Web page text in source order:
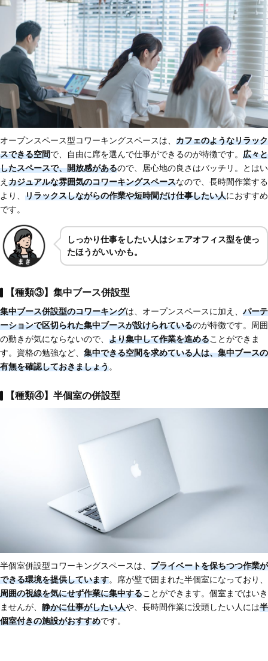
オープンスペース型コワーキングスペースは、 カフェのようなリラック
スできる空間で、自由に席を選んで仕事ができるのが特徴です。 広々と
したスペースで、開放感があるので、居心地の良さはバッチリ。とはい
え カジュアルな雰囲気のコワーキングスペースなので、長時間作業する
より、 リラックスしながらの作業や短時間だけ仕事したい人におすすめ
です。
しっかり仕事をしたい人はシェアオフィス型を使っ
たほうがいいかも。
【種類③】集中ブース併設型
集中ブース併設型のコワーキングは、オープンスペースに加え、 パーテ
ーションで区切られた集中ブースが設けられているのが特徴です。周囲
の動きが気にならないので、 より集中して作業を進めることができま
す。資格の勉強など、 集中できる空間を求めている人は、集中ブースの
有無を確認しておきましょう。
【種類④】半個室の併設型
半個室併設型コワーキングスペースは、 プライベートを保ちつつ作業が
できる環境を提供しています。席が壁で囲まれた半個室になっており、
周囲の視線を気にせず作業に集中することができます。個室まではいき
ませんが、 静かに仕事がしたい人や、長時間作業に没頭したい人には半
個室付きの施設がおすすめです。